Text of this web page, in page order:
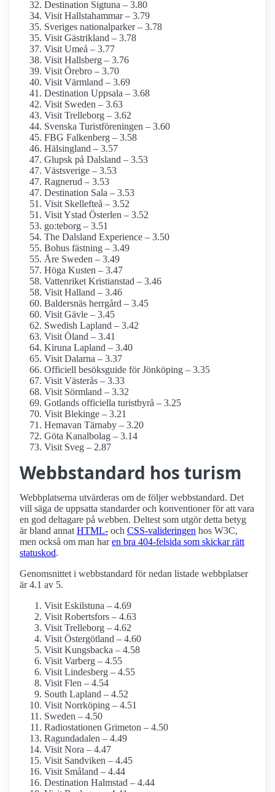
Destination Sigtuna – 3.80
Visit Hallstahammar – 3.79
Sveriges nationalparker – 3.78
Visit Gästrikland – 3.78
Visit Umeå – 3.77
Visit Hallsberg – 3.76
Visit Örebro – 3.70
Visit Värmland – 3.69
Destination Uppsala – 3.68
Visit Sweden – 3.63
Visit Trelleborg – 3.62
Svenska Turistföreningen – 3.60
FBG Falkenberg – 3.58
Hälsingland – 3.57
Glupsk på Dalsland – 3.53
Västsverige – 3.53
Ragnerud – 3.53
Destination Sala – 3.53
Visit Skellefteå – 3.52
Visit Ystad Österlen – 3.52
go:teborg – 3.51
The Dalsland Experience – 3.50
Bohus fästning – 3.49
Åre Sweden – 3.49
Höga Kusten – 3.47
Vattenriket Kristianstad – 3.46
Visit Halland – 3.46
Baldersnäs herrgård – 3.45
Visit Gävle – 3.45
Swedish Lapland – 3.42
Visit Öland – 3.41
Kiruna Lapland – 3.40
Visit Dalarna – 3.37
Officiell besöksguide för Jönköping – 3.35
Visit Västerås – 3.33
Visit Sörmland – 3.32
Gotlands officiella turistbyrå – 3.25
Visit Blekinge – 3.21
Hemavan Tärnaby – 3.20
Göta Kanalbolag – 3.14
Visit Sveg – 2.87
Webbstandard hos turism
Webbplatserna utvärderas om de följer webbstandard. Det
vill säga de uppsatta standarder och konventioner för att vara
en god deltagare på webben. Deltest som utgör detta betyg
är bland annat HTML- och CSS-valideringen hos W3C,
men också om man haren bra 404-felsida som skickar rätt
statuskod.
Genomsnittet i webbstandard för nedan listade webbplatser
är 4.1 av 5.
Visit Eskilstuna – 4.69
Visit Robertsfors – 4.63
Visit Trelleborg – 4.62
Visit Östergötland – 4.60
Visit Kungsbacka – 4.58
Visit Varberg – 4.55
Visit Lindesberg – 4.55
Visit Flen – 4.54
South Lapland – 4.52
Visit Norrköping – 4.51
Sweden – 4.50
Radiostationen Grimeton – 4.50
Ragundadalen – 4.49
Visit Nora – 4.47
Visit Sandviken – 4.45
Visit Småland – 4.44
Destination Halmstad – 4.44